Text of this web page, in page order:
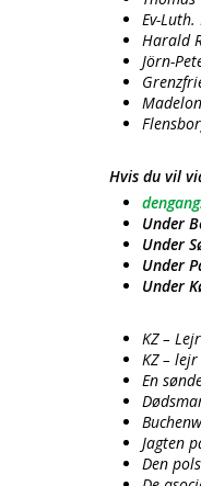
Ev-
Harald
Jörn-
Hvis du vil
Under
Under
Under
Under
KZ –
KZ – lejr
En
Jagten
Den